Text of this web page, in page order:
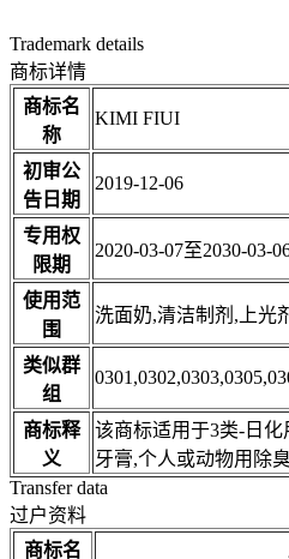
Trademark details
商标详情
商标名
称
KIMI FIUI
初审公
告日期
2019-12-06
专用权
限期
2020-03-07至2030-03-
使用范
围
洗面奶,清洁制剂,上光
类似群
组
商标释
义
该商标适用于3类-日
牙膏,个人或动物用除
Transfer data
过户资料
商标名